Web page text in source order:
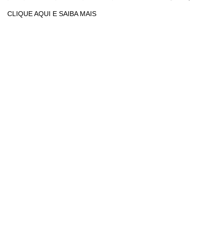
CLIQUE AQUI E SAIBA MAIS